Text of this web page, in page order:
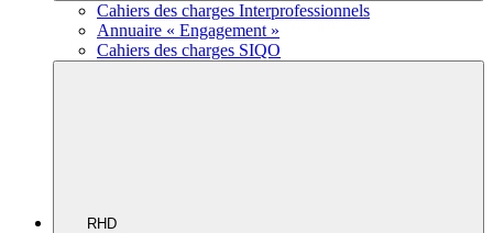
Cahiers des charges Interprofessionnels
Annuaire « Engagement »
Cahiers des charges SIQO
RHD